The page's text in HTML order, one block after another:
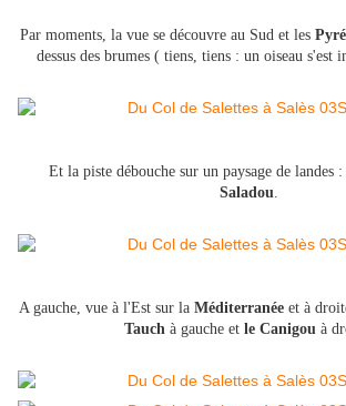
Par moments, la vue se découvre au Sud et les
dessus des brumes ( tiens, tiens : un oiseau s'est
Et la piste débouche sur un paysage de landes :
Saladou.
A gauche, vue à l'Est sur la Méditerranée et à
Tauch à gauche et le Canigou à